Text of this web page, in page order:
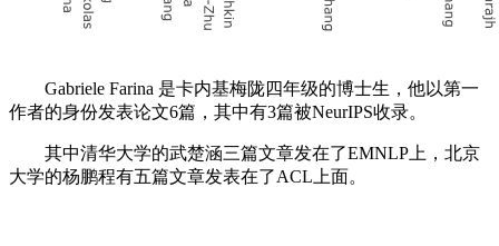
Gabriele Farina 是卡内基梅陇四年级的博士生，他以第一
作者的身份发表论文6篇，其中有3篇被NeurIPS收录。
其中清华大学的武楚涵三篇文章发在了EMNLP上，北京
大学的杨鹏程有五篇文章发表在了ACL上面。